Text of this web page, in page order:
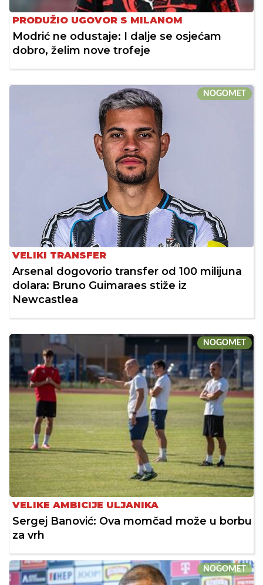
PRODUŽIO UGOVOR S MILANOM
Modrić ne odustaje: I dalje se osjećam
dobro, želim nove trofeje
NOGOMET
VELIKI TRANSFER
Arsenal dogovorio transfer od 100 milijuna
dolara: Bruno Guimaraes stiže iz
Newcastlea
NOGOMET
VELIKE AMBICIJE ULJANIKA
Sergej Banović: Ova momčad može u borbu
za vrh
NOGOMET